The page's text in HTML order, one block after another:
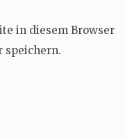
in diesem Browser
speichern.